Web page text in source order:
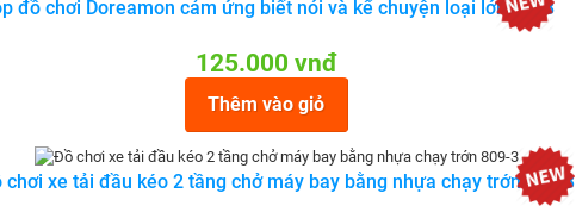
đồ chơi Doreamon cảm ứng biết nói và kể chuyện loại lớn 2018
125.000 vnđ
Thêm vào giỏ
chơi xe tải đầu kéo 2 tầng chở máy bay bằng nhựa chạy trớn 809-3